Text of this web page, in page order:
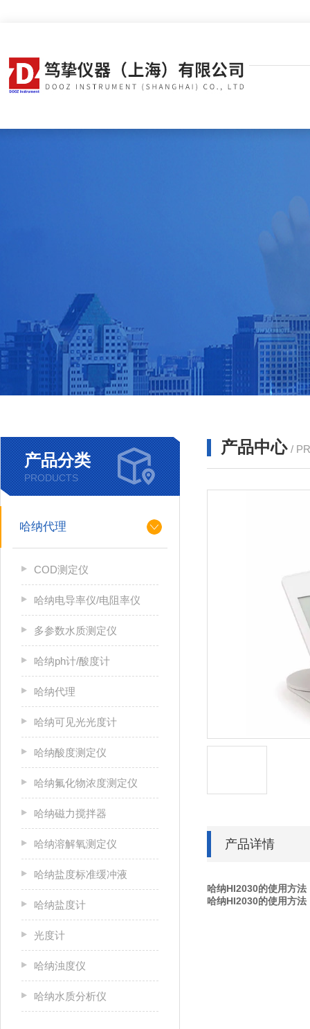
产品分类
PRODUCTS
哈纳代理
COD测定仪
哈纳电导率仪/电阻率仪
多参数水质测定仪
哈纳ph计/酸度计
哈纳代理
哈纳可见光光度计
哈纳酸度测定仪
哈纳氟化物浓度测定仪
哈纳磁力搅拌器
哈纳溶解氧测定仪
哈纳盐度标准缓冲液
哈纳盐度计
光度计
哈纳浊度仪
哈纳水质分析仪
产品中心 /
产品详情
哈纳HI2030的使用方法
哈纳HI2030的使用方法